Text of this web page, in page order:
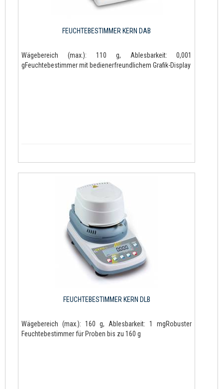
FEUCHTEBESTIMMER KERN DAB
Wägebereich (max.): 110 g, Ablesbarkeit: 0,001
gFeuchtebestimmer mit bedienerfreundlichem Grafik-Display
FEUCHTEBESTIMMER KERN DLB
Wägebereich (max.): 160 g, Ablesbarkeit: 1 mgRobuster
Feuchtebestimmer für Proben bis zu 160 g